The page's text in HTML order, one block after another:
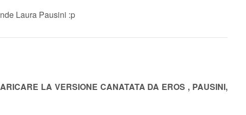
Laura Pausini :p
LA VERSIONE CANATATA DA EROS , PAUSINI,